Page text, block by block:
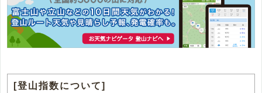
[登山指数について]